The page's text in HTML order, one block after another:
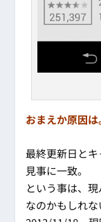
おまえか原因は
最終更新日と
見事に一致。
という事は、
なのかもしれ